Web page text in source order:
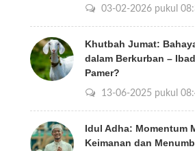
03-02-2026 pukul
Khutbah Jumat:
dalam Berkurban –
Pamer?
13-06-2025 pukul
Idul Adha: Momentum
Keimanan dan